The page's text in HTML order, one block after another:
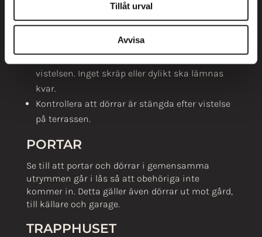
Tillåt urval
Avvisa
uppsatta på terrassen.
Visa hänsyn mot grannar vad gäller ljud som
Lämna alltid terrassen ren och snygg efter
vistelsen. Inget skräp eller dylikt ska lämnas
kvar.
Kontrollera att dörrar är stängda efter vistelse
på terrassen.
PORTAR
Se till att portar och dörrar i gemensamma
utrymmen går i lås så att obehöriga inte
kommer in. Detta gäller även dörrar ut mot gård,
till källare och garage.
TRAPPHUSET